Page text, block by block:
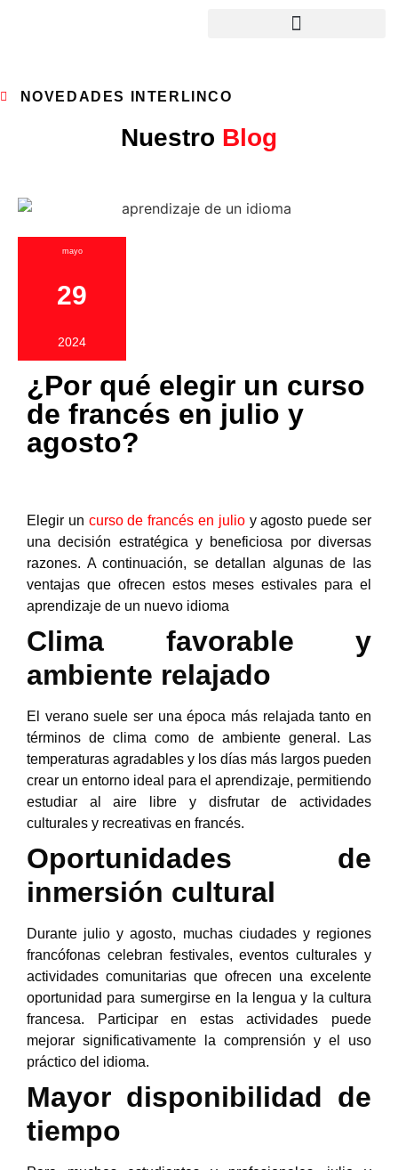
NOVEDADES INTERLINCO
Nuestro Blog
mayo
29
2024
¿Por qué elegir un curso
de francés en julio y
agosto?
Elegir un curso de francés en julioy agosto puede ser
una decisión estratégica y beneficiosa por diversas
razones. A continuación, se detallan algunas de las
ventajas que ofrecen estos meses estivales para el
aprendizaje de un nuevo idioma
Clima favorable y
ambiente relajado
El verano suele ser una época más relajada tanto en
términos de clima como de ambiente general. Las
temperaturas agradables y los días más largos pueden
crear un entorno ideal para el aprendizaje, permitiendo
estudiar al aire libre y disfrutar de actividades
culturales y recreativas en francés.
Oportunidades de
inmersión cultural
Durante julio y agosto, muchas ciudades y regiones
francófonas celebran festivales, eventos culturales y
actividades comunitarias que ofrecen una excelente
oportunidad para sumergirse en la lengua y la cultura
francesa. Participar en estas actividades puede
mejorar significativamente la comprensión y el uso
práctico del idioma.
Mayor disponibilidad de
tiempo